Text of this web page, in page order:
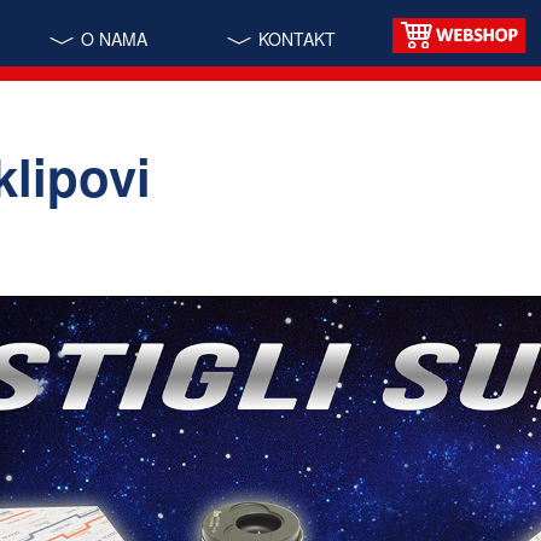
O NAMA KONTAKT